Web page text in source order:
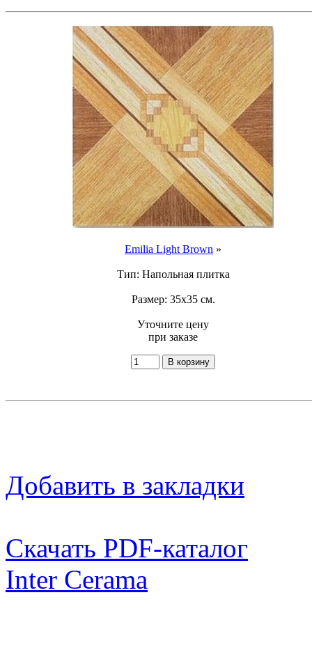
Emilia Light Brown »
Тип: Напольная плитка
Размер: 35x35 см.
Уточните цену
при заказе
Добавить в закладки
Скачать PDF-каталог
Inter Cerama